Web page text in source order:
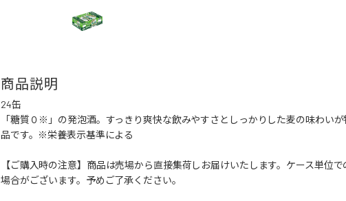
商品説明
24缶
「糖質０※」の発泡酒。すっきり爽快な飲みやすさとしっかりした麦の味わい
品です。※栄養表示基準による
【ご購入時の注意】商品は売場から直接集荷しお届けいたします。ケース単
場合がございます。予めご了承ください。